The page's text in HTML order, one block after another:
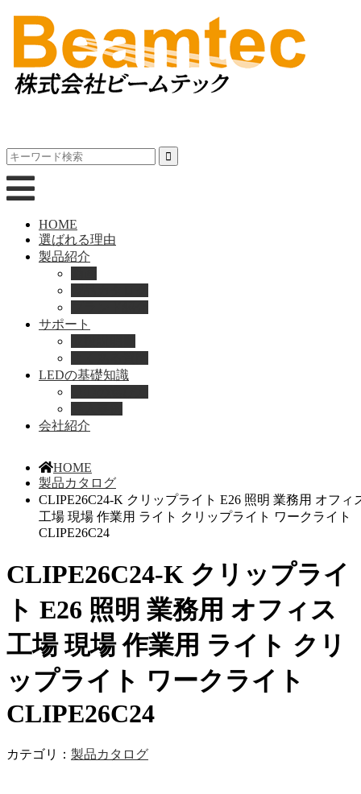
HOME
選ばれる理由
製品紹介
サポート
LEDの基礎知識
会社紹介
HOME
製品カタログ
CLIPE26C24-K クリップライト E26 照明 業務用 オフィ
工場 現場 作業用 ライト クリップライト ワークライト
CLIPE26C24
CLIPE26C24-K クリップライ
ト E26 照明 業務用 オフィス
工場 現場 作業用 ライト クリ
ップライト ワークライト
CLIPE26C24
カテゴリ： 製品カタログ